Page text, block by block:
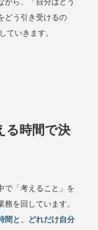
どう引き受けるの
ていきます。
る時間で決
で「考えること」を
を回しています。
間と、どれだけ自分